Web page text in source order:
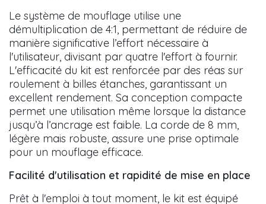
Le système de mouflage utilise une
démultiplication de 4:1, permettant de réduire de
manière significative l’effort nécessaire à
l'utilisateur, divisant par quatre l'effort à fournir.
L'efficacité du kit est renforcée par des réas sur
roulement à billes étanches, garantissant un
excellent rendement. Sa conception compacte
permet une utilisation même lorsque la distance
jusqu’à l’ancrage est faible. La corde de 8 mm,
légère mais robuste, assure une prise optimale
pour un mouflage efficace.
Facilité d'utilisation et rapidité de mise en place
Prêt à l'emploi à tout moment, le kit est équipé